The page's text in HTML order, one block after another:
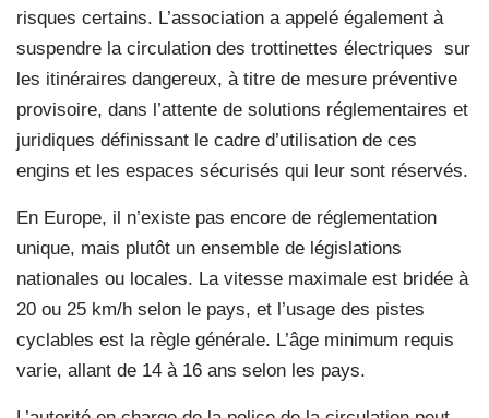
risques certains. L’association a appelé également à
suspendre la circulation des trottinettes électriques sur
les itinéraires dangereux, à titre de mesure préventive
provisoire, dans l’attente de solutions réglementaires et
juridiques définissant le cadre d’utilisation de ces
engins et les espaces sécurisés qui leur sont réservés.
En Europe, il n’existe pas encore de réglementation
unique, mais plutôt un ensemble de législations
nationales ou locales. La vitesse maximale est bridée à
20 ou 25 km/h selon le pays, et l’usage des pistes
cyclables est la règle générale. L’âge minimum requis
varie, allant de 14 à 16 ans selon les pays.